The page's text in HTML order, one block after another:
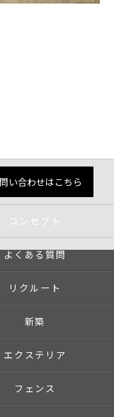
い合わせはこちら
コンセプト
よくある質問
リクルート
新築
エクステリア
フェンス